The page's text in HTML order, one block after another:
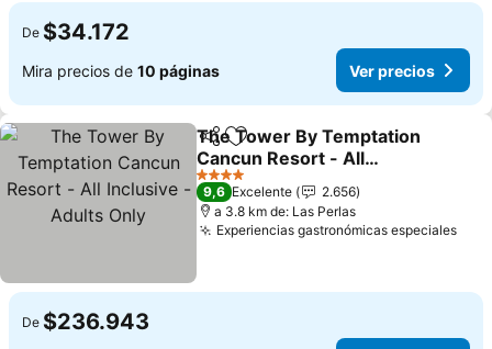
De $34.172
Mira precios de 10 páginas Ver precios
Compartir
Agregar a favoritos
The Tower By Temptation
Cancun Resort - All
Inclusive - Adults Only
4 Estrellas
9,6 Excelente
2.656
a 3.8 km de: Las Perlas
Experiencias gastronómicas especiales
De $236.943